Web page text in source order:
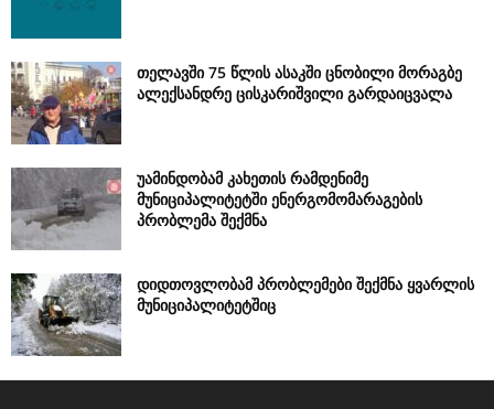
თელავში 75 წლის ასაკში ცნობილი მორაგბე
ალექსანდრე ცისკარიშვილი გარდაიცვალა
უამინდობამ კახეთის რამდენიმე
მუნიციპალიტეტში ენერგომომარაგების
პრობლემა შექმნა
დიდთოვლობამ პრობლემები შექმნა ყვარლის
მუნიციპალიტეტშიც